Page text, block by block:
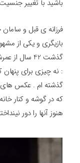
باشید با تغییر جنسیت
فرزانه ی قبل و
بازیگری و یکی از
گذشت 42
: نه چیزی برای پنهان
گذشته ام . عکس های
که در گوشه و کنار
هنوز آنها را دور